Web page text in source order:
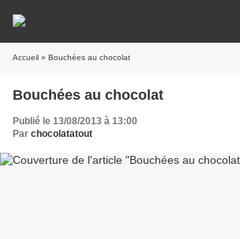
Accueil » Bouchées au chocolat
Bouchées au chocolat
Publié le 13/08/2013 à 13:00
Par chocolatatout